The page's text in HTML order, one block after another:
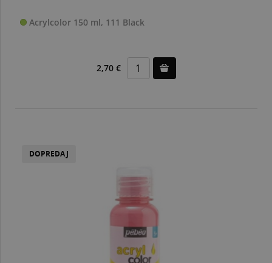
Acrylcolor 150 ml, 111 Black
2,70 €
DOPREDAJ